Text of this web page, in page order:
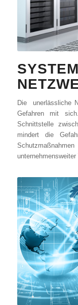
Die unerlässliche
Gefahren mit
Schnittstelle
mindert die
unternehmensweiter